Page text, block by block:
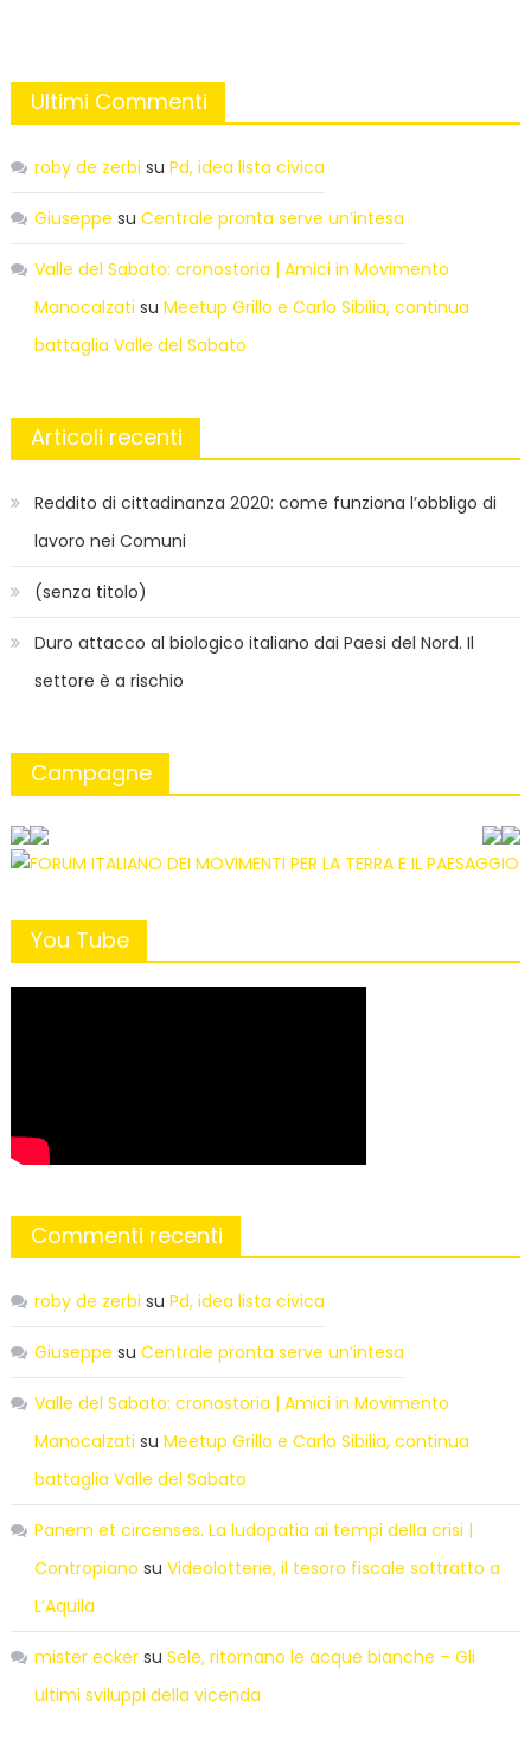
Ultimi Commenti
roby de zerbi su Pd, idea lista civica
Giuseppe su Centrale pronta serve un’intesa
Valle del Sabato: cronostoria | Amici in Movimento
Manocalzati su Meetup Grillo e Carlo Sibilia, continua
battaglia Valle del Sabato
Articoli recenti
Reddito di cittadinanza 2020: come funziona l’obbligo di
lavoro nei Comuni
(senza titolo)
Duro attacco al biologico italiano dai Paesi del Nord. Il
settore è a rischio
Campagne
You Tube
Commenti recenti
roby de zerbi su Pd, idea lista civica
Giuseppe su Centrale pronta serve un’intesa
Valle del Sabato: cronostoria | Amici in Movimento
Manocalzati su Meetup Grillo e Carlo Sibilia, continua
battaglia Valle del Sabato
Panem et circenses. La ludopatia ai tempi della crisi |
Contropiano su Videolotterie, il tesoro fiscale sottratto a
L’Aquila
mister eckersu Sele, ritornano le acque bianche – Gli
ultimi sviluppi della vicenda